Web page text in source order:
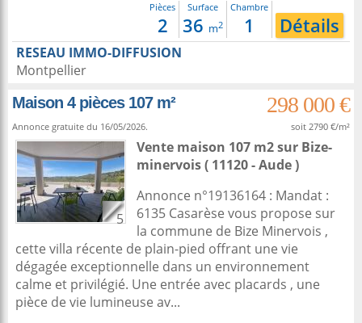
Pièces
2
Surface
36 m2
Chambre
1 Détails
RESEAU IMMO-DIFFUSION
Montpellier
Maison 4 pièces 107 m²
298 000 €
Annonce gratuite du 16/05/2026. soit 2790 €/m²
5
Vente maison 107 m2sur Bize-
minervois( 11120 - Aude )
Annonce n°19136164 : Mandat :
6135 Casarèse vous propose sur
la commune de Bize Minervois ,
cette villa récente de plain-pied offrant une vie
dégagée exceptionnelle dans un environnement
calme et privilégié. Une entrée avec placards , une
pièce de vie lumineuse av...